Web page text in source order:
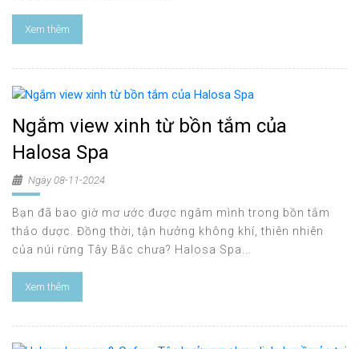
Xem thêm
Ngắm view xinh từ bồn tắm của
Halosa Spa
Ngày 08-11-2024
Bạn đã bao giờ mơ ước được ngâm mình trong bồn tắm
thảo dược. Đồng thời, tận hưởng không khí, thiên nhiên
của núi rừng Tây Bắc chưa? Halosa Spa...
Xem thêm